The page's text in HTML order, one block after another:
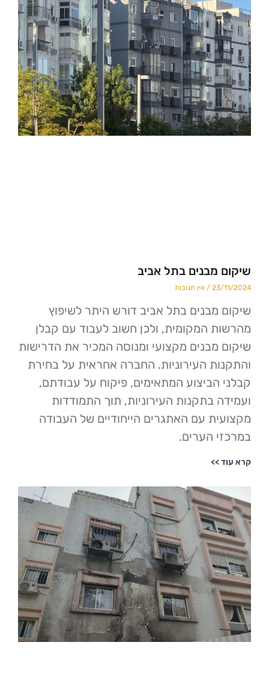
בתל אביב
אין תגובות
בתל אביב דורש היתר לשיפוץ
המקומית, ולכן חשוב לעבוד עם קבלן
מקצועי ומנוסה המכיר את הדרישות
העירוניות. החברה אחראית על בחירת
המתאימים, פיקוח על עבודתם,
בתקנות העירוניות, תוך התמודדות
עם האתגרים הייחודיים של העבודה
הערים.